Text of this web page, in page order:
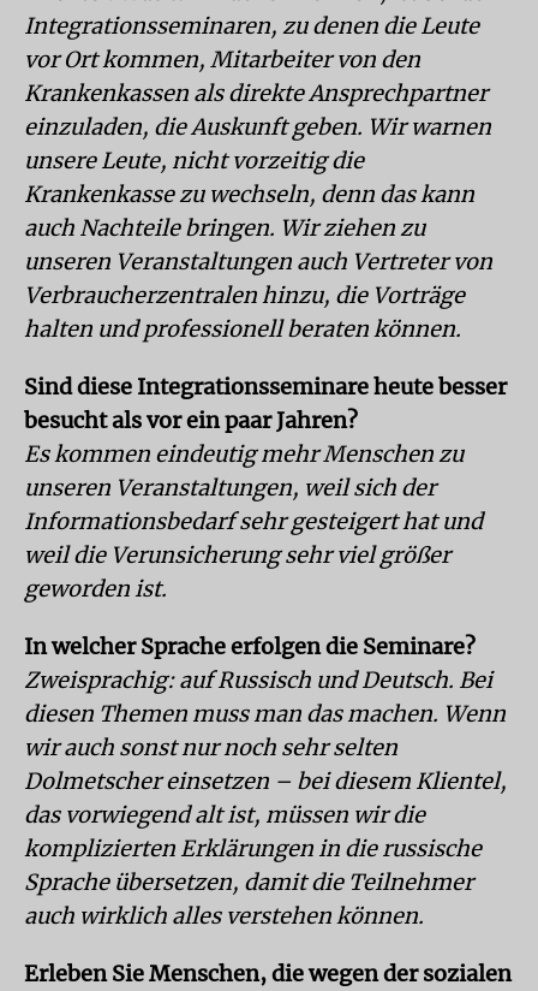
Integrationsseminaren, zu denen die Leute
vor Ort kommen, Mitarbeiter von den
Krankenkassen als direkte Ansprechpartner
einzuladen, die Auskunft geben. Wir warnen
unsere Leute, nicht vorzeitig die
Krankenkasse zu wechseln, denn das kann
auch Nachteile bringen. Wir ziehen zu
unseren Veranstaltungen auch Vertreter von
Verbraucherzentralen hinzu, die Vorträge
halten und professionell beraten können.
Sind diese Integrationsseminare heute besser
besucht als vor ein paar Jahren?
Es kommen eindeutig mehr Menschen zu
unseren Veranstaltungen, weil sich der
Informationsbedarf sehr gesteigert hat und
weil die Verunsicherung sehr viel größer
geworden ist.
In welcher Sprache erfolgen die Seminare?
Zweisprachig: auf Russisch und Deutsch. Bei
diesen Themen muss man das machen. Wenn
wir auch sonst nur noch sehr selten
Dolmetscher einsetzen – bei diesem Klientel,
das vorwiegend alt ist, müssen wir die
komplizierten Erklärungen in die russische
Sprache übersetzen, damit die Teilnehmer
auch wirklich alles verstehen können.
Erleben Sie Menschen, die wegen der sozialen